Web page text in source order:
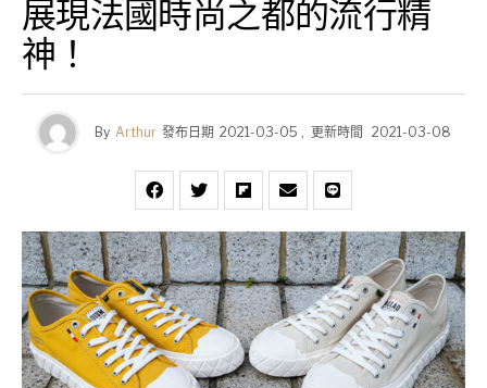
展現法國時尚之都的流行精
神！
By Arthur 發布日期 2021-03-05 , 更新時間 2021-03-08